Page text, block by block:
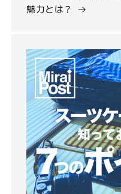
魅力とは？